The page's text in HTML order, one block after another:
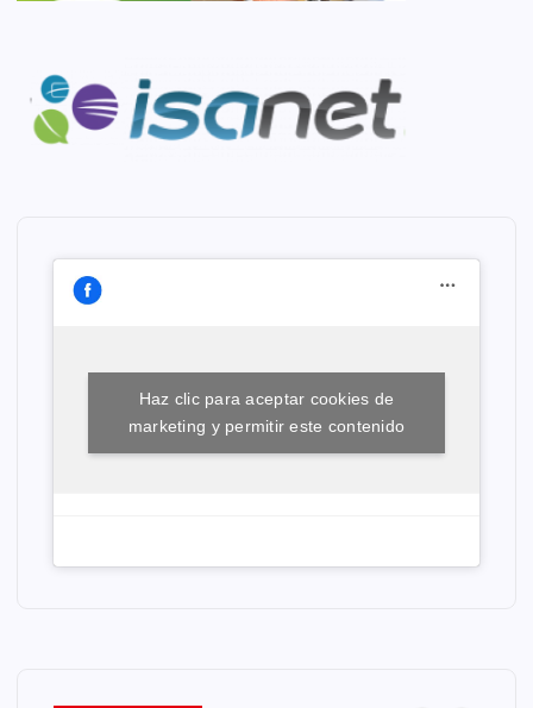
Haz clic para aceptar cookies de
marketing y permitir este contenido